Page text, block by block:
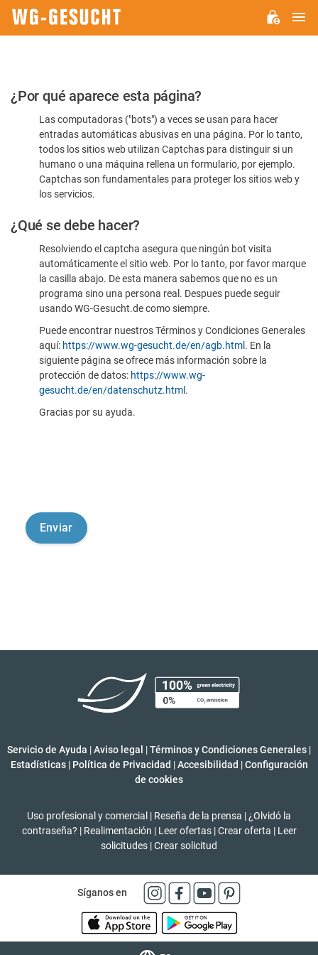
Por
favor,
confirme
humano
¿Por qué aparece esta página?
Las computadoras ("bots") a veces se usan para hacer
entradas automáticas abusivas en una página. Por lo tanto,
todos los sitios web utilizan Captchas para distinguir si un
humano o una máquina rellena un formulario, por ejemplo.
Captchas son fundamentales para proteger los sitios web y
los servicios.
¿Qué se debe hacer?
Resolviendo el captcha asegura que ningún bot visita
automáticamente el sitio web. Por lo tanto, por favor marque
la casilla abajo. De esta manera sabemos que no es un
programa sino una persona real. Despues puede seguir
usando WG-Gesucht.de como siempre.
Puede encontrar nuestros Términos y Condiciones Generales
aquí: https://www.wg-gesucht.de/en/agb.html . En la
siguiente página se ofrece más información sobre la
protección de datos: https://www.wg-
gesucht.de/en/datenschutz.html .
Gracias por su ayuda.
Servicio de Ayuda |Aviso legal |Términos y Condiciones Generales |
Estadísticas | Política de Privacidad | Accesibilidad | Configuración
de cookies
Uso profesional y comercial | Reseña de la prensa | ¿Olvidó la
contraseña? | Realimentación | Leer ofertas | Crear oferta | Leer
solicitudes |Crear solicitud
Síganos en